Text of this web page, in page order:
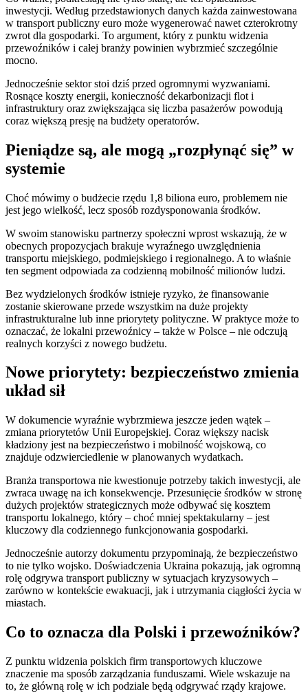
inwestycji. Według przedstawionych danych każda zainwestowana
w transport publiczny euro może wygenerować nawet czterokrotny
zwrot dla gospodarki. To argument, który z punktu widzenia
przewoźników i całej branży powinien wybrzmieć szczególnie
mocno.
Jednocześnie sektor stoi dziś przed ogromnymi wyzwaniami.
Rosnące koszty energii, konieczność dekarbonizacji flot i
infrastruktury oraz zwiększająca się liczba pasażerów powodują
coraz większą presję na budżety operatorów.
Pieniądze są, ale mogą „rozpłynąć się” w
systemie
Choć mówimy o budżecie rzędu 1,8 biliona euro, problemem nie
jest jego wielkość, lecz sposób rozdysponowania środków.
W swoim stanowisku partnerzy społeczni wprost wskazują, że w
obecnych propozycjach brakuje wyraźnego uwzględnienia
transportu miejskiego, podmiejskiego i regionalnego. A to właśnie
ten segment odpowiada za codzienną mobilność milionów ludzi.
Bez wydzielonych środków istnieje ryzyko, że finansowanie
zostanie skierowane przede wszystkim na duże projekty
infrastrukturalne lub inne priorytety polityczne. W praktyce może to
oznaczać, że lokalni przewoźnicy – także w Polsce – nie odczują
realnych korzyści z nowego budżetu.
Nowe priorytety: bezpieczeństwo zmienia
układ sił
W dokumencie wyraźnie wybrzmiewa jeszcze jeden wątek –
zmiana priorytetów Unii Europejskiej. Coraz większy nacisk
kładziony jest na bezpieczeństwo i mobilność wojskową, co
znajduje odzwierciedlenie w planowanych wydatkach.
Branża transportowa nie kwestionuje potrzeby takich inwestycji, ale
zwraca uwagę na ich konsekwencje. Przesunięcie środków w stronę
dużych projektów strategicznych może odbywać się kosztem
transportu lokalnego, który – choć mniej spektakularny – jest
kluczowy dla codziennego funkcjonowania gospodarki.
Jednocześnie autorzy dokumentu przypominają, że bezpieczeństwo
to nie tylko wojsko. Doświadczenia Ukraina pokazują, jak ogromną
rolę odgrywa transport publiczny w sytuacjach kryzysowych –
zarówno w kontekście ewakuacji, jak i utrzymania ciągłości życia w
miastach.
Co to oznacza dla Polski i przewoźników?
Z punktu widzenia polskich firm transportowych kluczowe
znaczenie ma sposób zarządzania funduszami. Wiele wskazuje na
to, że główną rolę w ich podziale będą odgrywać rządy krajowe.